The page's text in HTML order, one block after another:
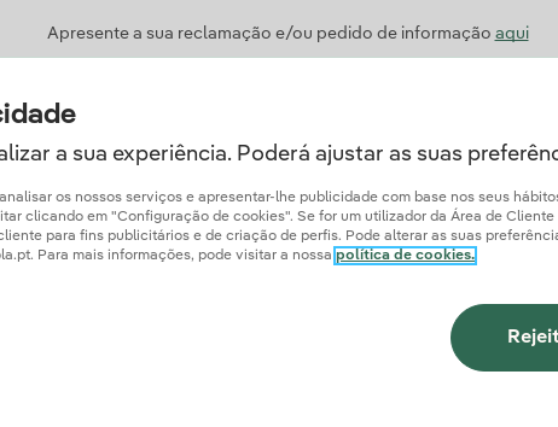
Apresente a sua reclamação e/ou pedido de informação aqui
Configuração de
a sua experiência. Poderá ajustar as suas
os nossos serviços e apresentar-lhe publicidade com base nos seus
clicando em "Configuração de cookies". Se for um utilizador da Área de
para fins publicitários e de criação de perfis. Pode alterar as suas
Para mais informações, pode visitar a nossa política de cookies.